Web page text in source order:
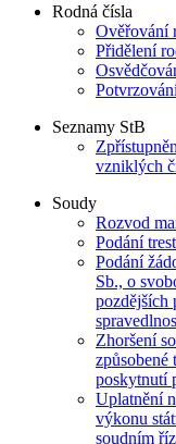
Rodná čísla
Ověřování
Přidělení
Seznamy StB
vzniklých
Soudy
Rozvod
Podání
Podání
Sb., o
pozdějších
Zhoršení
způsobené
poskytnutí
Uplatnění
výkonu
soudním